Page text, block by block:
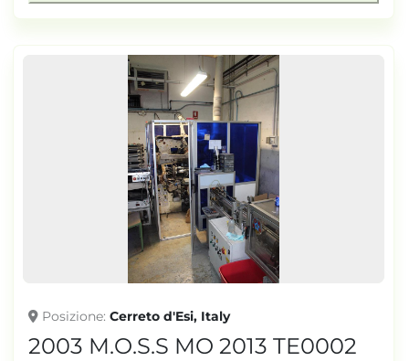
Posizione Cerreto d'Esi, Italy
2003 M.O.S.S MO 2013 TE0002